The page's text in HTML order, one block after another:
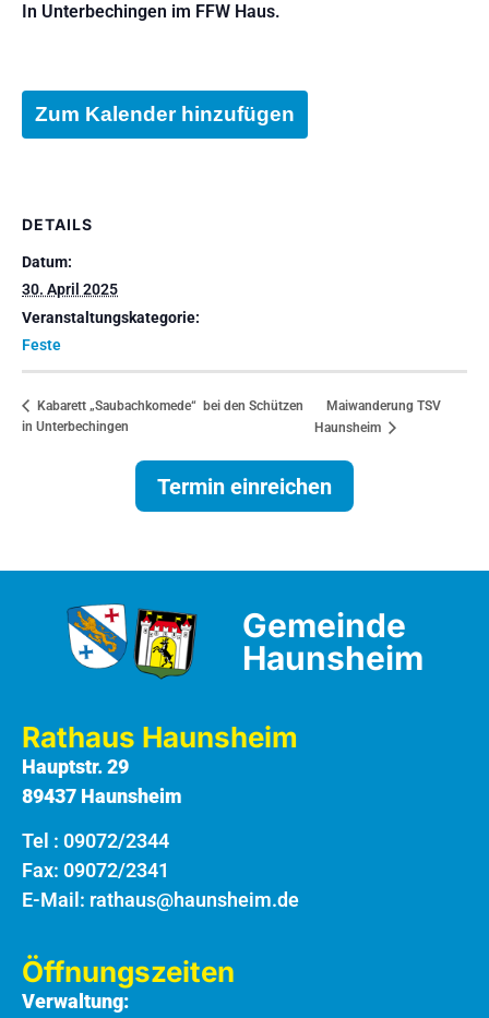
In Unterbechingen im FFW Haus.
Zum Kalender hinzufügen
DETAILS
Datum:
30. April 2025
Veranstaltungskategorie:
Feste
Kabarett „Saubachkomede“ bei den Schützen
in Unterbechingen
Maiwanderung TSV
Haunsheim
Termin einreichen
Gemeinde
Haunsheim
Rathaus Haunsheim
Hauptstr. 29
89437 Haunsheim
Tel : 09072/2344
Fax: 09072/2341
E-Mail: rathaus@haunsheim.de
Öffnungszeiten
Verwaltung: